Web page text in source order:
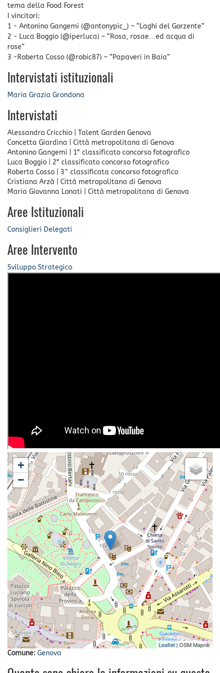
tema della Food Forest
I vincitori:
1 - Antonino Gangemi (@antonypic_) – “Laghi del Gorzente”
2 - Luca Boggio (@iperluca) – “Rosa, rosae…ed acqua di
rose”
3 -Roberta Cosso (@robic87) – “Papaveri in Baia”
Intervistati istituzionali
Maria Grazia Grondona
Intervistati
Alessandro Cricchio
Talent Garden Genova
Concetta Giardina
Città metropolitana di Genova
Antonino Gangemi
1° classificato concorso fotografico
Luca Boggio
2° classificato concorso fotografico
Roberta Cosso
3^ classificata concorso fotografico
Cristiana Arzà
Città metropolitana di Genova
Maria Giovanna Lonati
Città metropolitana di Genova
Aree Istituzionali
Consiglieri Delegati
Aree Intervento
Sviluppo Strategico
+
−
Leaflet| OSM Mapnik
Comune: Genova